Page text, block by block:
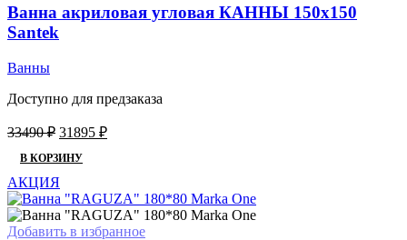
Ванна акриловая угловая КАННЫ 150х150
Santek
Ванны
Доступно для предзаказа
33490₽ Первоначальная
составляла
33490 ₽.
31895 ₽Текущая
В КОРЗИНУ
АКЦИЯ
Добавить в избранное